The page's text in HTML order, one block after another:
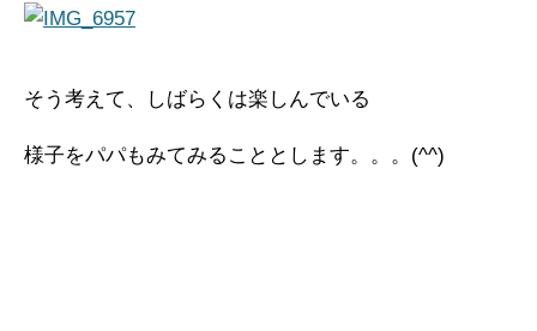
そう考えて、しばらくは楽しんでいる
様子をパパもみてみることとします。。。(^^)